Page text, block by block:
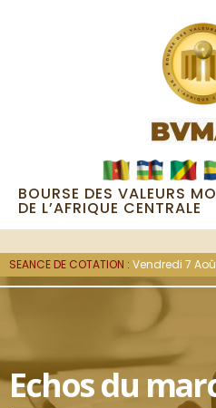
BOURSE DES VALEURS
DE L’AFRIQUE CENTRALE
SEANCE DE COTATION : Vendredi 7
Echos du